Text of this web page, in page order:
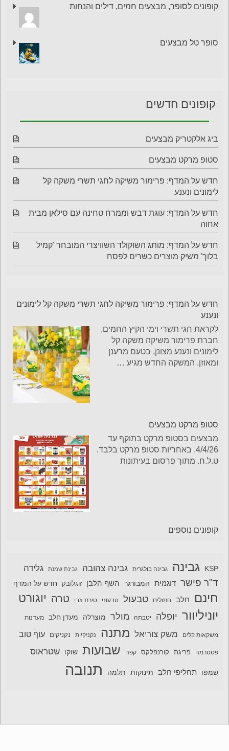
קופונים לסופר, מבצעים חמים, דילים והנחות
סופר טל מבצעים
קופונים חדשים
ביג אלקטריק מבצעים
סטופ מרקט מבצעים
חדש על המדף: פרימור משיקה לחגי תשרי משקה קל
לימונים ונענע
חדש על המדף: עוגת דבש וממרח טחינה עם סילאן מבית
אחוה
חדש על המדף: מותג השוקולד השוויצרי המובחר 'קמיל
בלוך' משיק מוצרים כשרים לפסח
חדש על המדף: פרימור משיקה לחגי תשרי משקה קל לימונים
ונענע
לקראת חגי תשרי וימי הקיץ החמים,
חברת פרימור משיקה משקה קל
לימונים ונענע מצונן, בטעם מרענן
ומאוזן. המשקה החדש מגיע …
סטופ מרקט מבצעים
מבצעים בסטופ מרקט בתוקף עד
4/4/26. באחריות סטופ מרקט בלבד.
ט.ל.ח. מתוך פרסום בעיתונות
קופונים נוספים
KSP גבינה גבינה בולגרית גבינה צהובה גבינת שמנת גלידה
ד"ר פישר דוגמית המבורגר השף הלבן זוגלובק חדש על המדף
חינם חלב חתולים טבעול טבעוני טירת צבי טרה יוגורט
יוניליוור יופלה יטבתה מולר מוצרלה מעדן חלב מעדנות
משקאות קלים משק צוריאל מתנה נקניקיות נקניקים עוף טוב
פסטרמה פריגת קורנפלקס קפה שבועות שוקו שטראוס
שמפו תחליפי חלב תינוקות תלמה תנובה